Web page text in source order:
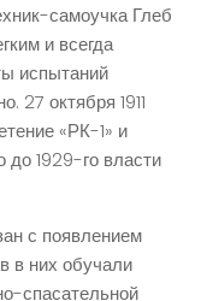
самоучка Глеб
и всегда
испытаний
27 октября 1911
«РК-1» и
до 1929-го власти
с появлением
в них обучали
спасательной